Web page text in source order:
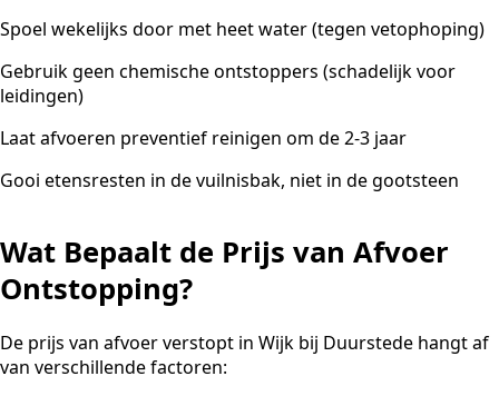
Spoel wekelijks door met heet water (tegen vetophoping)
Gebruik geen chemische ontstoppers (schadelijk voor
leidingen)
Laat afvoeren preventief reinigen om de 2-3 jaar
Gooi etensresten in de vuilnisbak, niet in de gootsteen
Wat Bepaalt de Prijs van Afvoer
Ontstopping?
De prijs van afvoer verstopt in Wijk bij Duurstede hangt af
van verschillende factoren: